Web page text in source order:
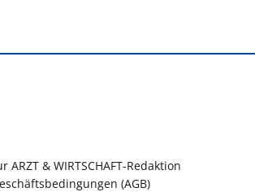
ARZT & WIRTSCHAFT-Redaktion
(AGB)